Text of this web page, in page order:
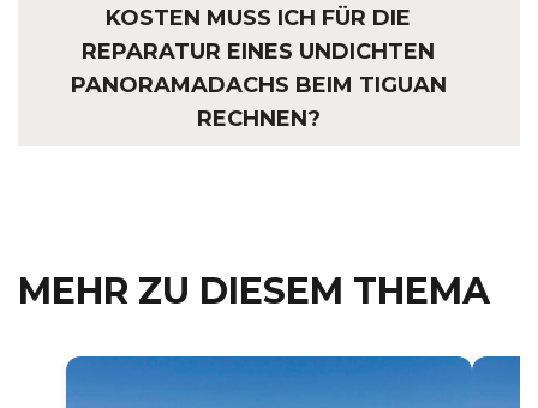
KOSTEN MUSS ICH FÜR DIE
REPARATUR EINES UNDICHTEN
PANORAMADACHS BEIM TIGUAN
RECHNEN?
MEHR ZU DIESEM THEMA